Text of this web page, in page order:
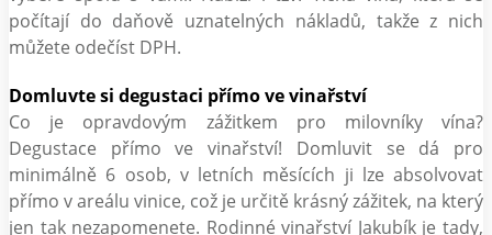
počítají do daňově uznatelných nákladů, takže z nich
můžete odečíst DPH.
Domluvte si degustaci přímo ve vinařství
Co je opravdovým zážitkem pro milovníky vína?
Degustace přímo ve vinařství! Domluvit se dá pro
minimálně 6 osob, v letních měsících ji lze absolvovat
přímo v areálu vinice, což je určitě krásný zážitek, na který
jen tak nezapomenete. Rodinné vinařství Jakubík je tady,